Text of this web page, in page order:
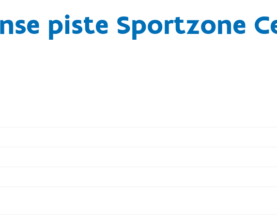
piste Sportzone